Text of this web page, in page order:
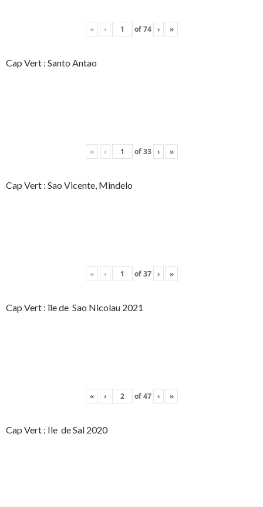
« ‹ of74 › »
Cap Vert : Santo Antao
« ‹ of33 › »
Cap Vert : Sao Vicente, Mindelo
« ‹ of37 › »
Cap Vert : île de Sao Nicolau 2021
« ‹ of47 › »
Cap Vert : Ile de Sal 2020